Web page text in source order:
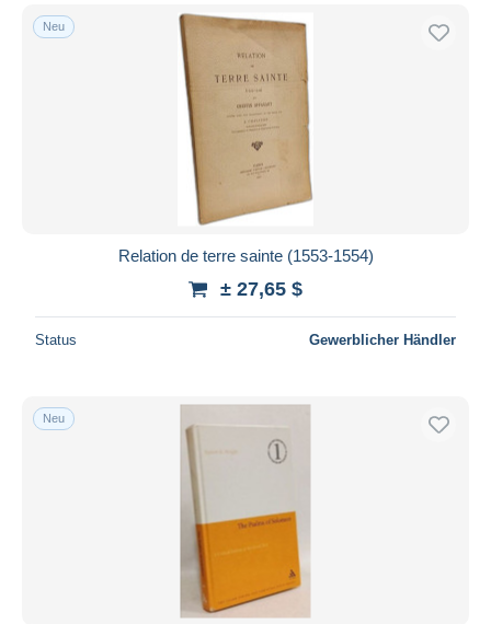
Neu
Relation de terre sainte (1553-1554)
± 27,65 $
Status Gewerblicher Händler
Neu